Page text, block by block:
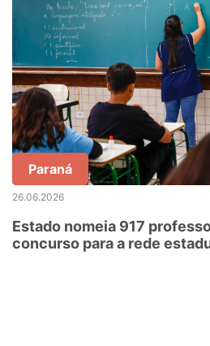
Paraná
26.06.2026
Estado nomeia 917
concurso para a rede